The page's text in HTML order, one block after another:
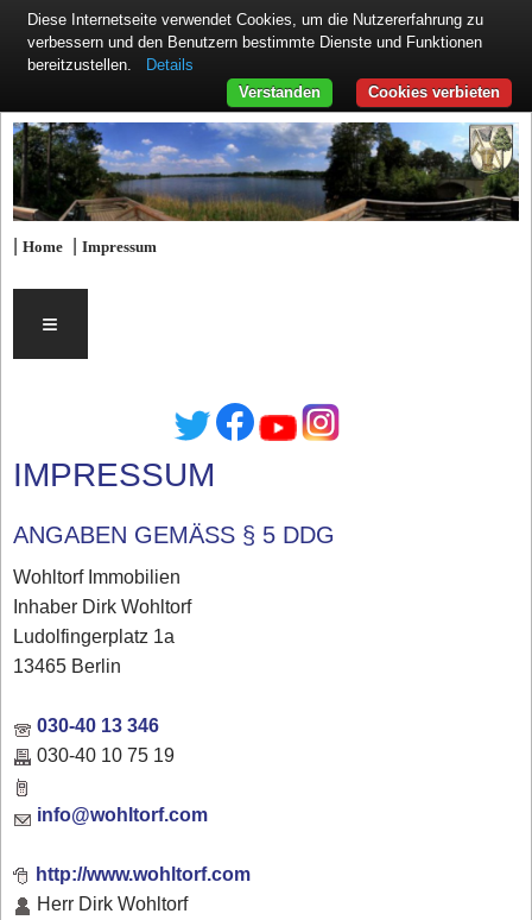
|Home |Impressum
≡
IMPRESSUM
ANGABEN GEMÄSS § 5 DDG
Wohltorf Immobilien
Inhaber Dirk Wohltorf
Ludolfingerplatz 1a
13465 Berlin
030-40 13 346
030-40 10 75 19
info@wohltorf.com
http://www.wohltorf.com
Herr Dirk Wohltorf
Diese Internetseite verwendet Cookies, um die Nutzererfahrung zu
verbessern und den Benutzern bestimmte Dienste und Funktionen
bereitzustellen.
Details
Cookies verbieten
Verstanden